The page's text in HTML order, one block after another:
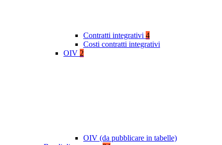
Contratti integrativi 4
Costi contratti integrativi
OIV 2
OIV (da pubblicare in tabelle)